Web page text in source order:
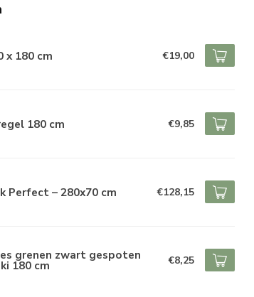
x 180 cm €19,00
180 cm €9,85
Perfect – 280x70 cm €128,15
grenen zwart gespoten
180 cm €8,25